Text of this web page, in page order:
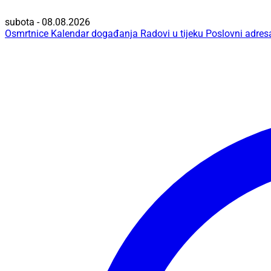
subota - 08.08.2026
Osmrtnice Kalendar događanja Radovi u tijeku Poslovni